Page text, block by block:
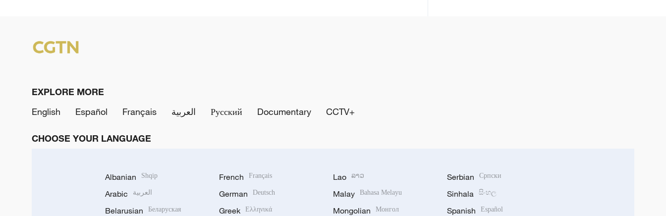
EXPLORE MORE
English
Español Français العربية Русский Documentary CCTV+
CHOOSE YOUR LANGUAGE
Albanian Shqip
Arabic العربية
Belarusian Беларуская
French Français
German Deutsch
Greek Ελληνικά
Lao ລາວ
Malay Bahasa Melayu
Mongolian Монгол
Serbian Српски
Sinhala සිංහල
Spanish Español